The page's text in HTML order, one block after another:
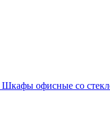
Шкафы офисные со